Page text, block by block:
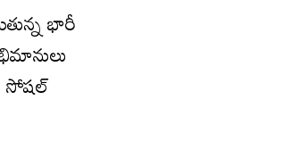
భారీ
సోషల్